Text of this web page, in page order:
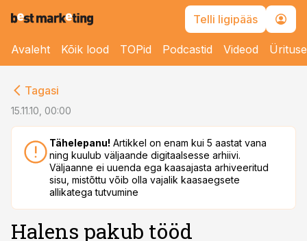
Telli ligipääs
Avaleht Kõik lood TOPid Podcastid Videod
Tagasi
15.11.10, 00:00
Tähelepanu! Artikkel on enam kui 5 aastat vana
ning kuulub väljaande digitaalsesse arhiivi.
Väljaanne ei uuenda ega kaasajasta arhiveeritud
sisu, mistõttu võib olla vajalik kaasaegsete
allikatega tutvumine
Halens pakub tööd